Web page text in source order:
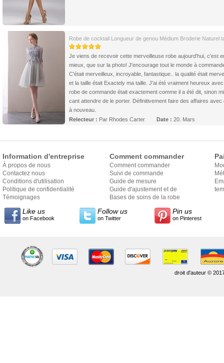
Robe de cocktail Longueur de genou Médium Broderie Naturel
Je viens de recevoir cette merveilleuse robe aujourd'hui, c'est
mieux, que sur la photo! J'encourage tout le monde à
C'était merveilleux, incroyable, fantastique.. la qualité était
et la taille était Exactely ma taille. J'ai été vraiment heureux
robe de commande était exactement comme il a été dit, sinon
cant attendre de le porter. Définitivement faire des affaires avec
à nouveau.
Relecteur : Par Rhodes Carter Date : 20. Mars
Information d'entreprise
À propos de nous
Contactez nous
Conditions d'utilisation
Politique de confidentialité
Témoignages
Comment commander
Comment commander
Suivi de commande
Guide de mesure
Guide d'ajustement et de
style
Bases de soins de la robe
Like us
on Facebook
Follow us
on Twitter
Pin us
on Pinterest
droit d'auteur ©